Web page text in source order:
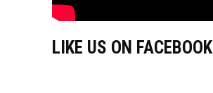
LIKE US ON FACEBOOK